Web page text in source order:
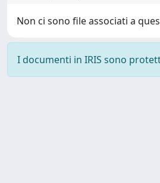
Non ci sono file associati a
I documenti in IRIS sono